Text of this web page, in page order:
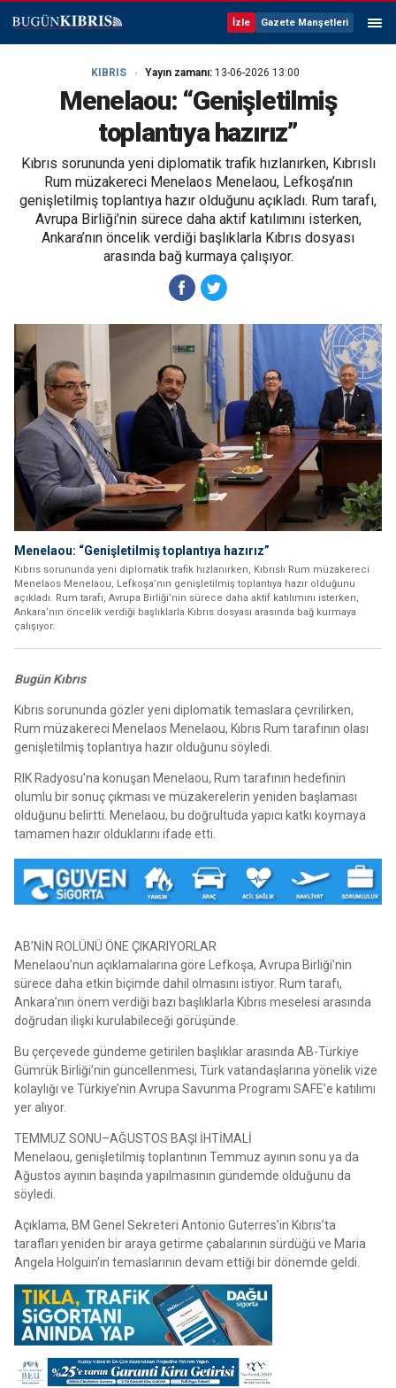
İzle Gazete Manşetleri
KIBRIS Yayın zamanı: 13-06-2026 13:00
Menelaou: “Genişletilmiş
toplantıya hazırız”
Kıbrıs sorununda yeni diplomatik trafik hızlanırken, Kıbrıslı
Rum müzakereci Menelaos Menelaou, Lefkoşa’nın
genişletilmiş toplantıya hazır olduğunu açıkladı. Rum tarafı,
Avrupa Birliği’nin sürece daha aktif katılımını isterken,
Ankara’nın öncelik verdiği başlıklarla Kıbrıs dosyası
arasında bağ kurmaya çalışıyor.
Menelaou: “Genişletilmiş toplantıya hazırız”
Kıbrıs sorununda yeni diplomatik trafik hızlanırken, Kıbrıslı Rum müzakereci
Menelaos Menelaou, Lefkoşa’nın genişletilmiş toplantıya hazır olduğunu
açıkladı. Rum tarafı, Avrupa Birliği’nin sürece daha aktif katılımını isterken,
Ankara’nın öncelik verdiği başlıklarla Kıbrıs dosyası arasında bağ kurmaya
çalışıyor.
Bugün Kıbrıs
Kıbrıs sorununda gözler yeni diplomatik temaslara çevrilirken,
Rum müzakereci Menelaos Menelaou, Kıbrıs Rum tarafının olası
genişletilmiş toplantıya hazır olduğunu söyledi.
RIK Radyosu’na konuşan Menelaou, Rum tarafının hedefinin
olumlu bir sonuç çıkması ve müzakerelerin yeniden başlaması
olduğunu belirtti. Menelaou, bu doğrultuda yapıcı katkı koymaya
tamamen hazır olduklarını ifade etti.
AB’NİN ROLÜNÜ ÖNE ÇIKARIYORLAR
Menelaou’nun açıklamalarına göre Lefkoşa, Avrupa Birliği’nin
sürece daha etkin biçimde dahil olmasını istiyor. Rum tarafı,
Ankara’nın önem verdiği bazı başlıklarla Kıbrıs meselesi arasında
doğrudan ilişki kurulabileceği görüşünde.
Bu çerçevede gündeme getirilen başlıklar arasında AB-Türkiye
Gümrük Birliği’nin güncellenmesi, Türk vatandaşlarına yönelik vize
kolaylığı ve Türkiye’nin Avrupa Savunma Programı SAFE’e katılımı
yer alıyor.
TEMMUZ SONU–AĞUSTOS BAŞI İHTİMALİ
Menelaou, genişletilmiş toplantının Temmuz ayının sonu ya da
Ağustos ayının başında yapılmasının gündemde olduğunu da
söyledi.
Açıklama, BM Genel Sekreteri Antonio Guterres’in Kıbrıs’ta
tarafları yeniden bir araya getirme çabalarının sürdüğü ve Maria
Angela Holguin’in temaslarının devam ettiği bir dönemde geldi.